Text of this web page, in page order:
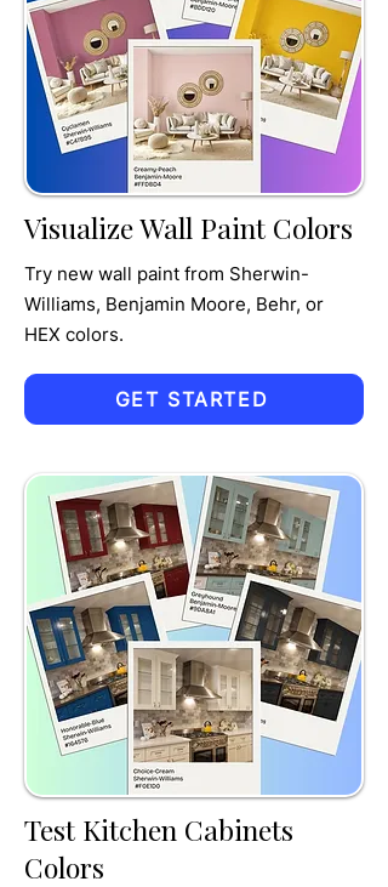
TRU
MPET
Visualize Wall Paint Colors
Try new wall paint from Sherwin-
Williams, Benjamin Moore, Behr, or
HEX colors.
GET STARTED
TRU
MPET
Test Kitchen Cabinets
Colors